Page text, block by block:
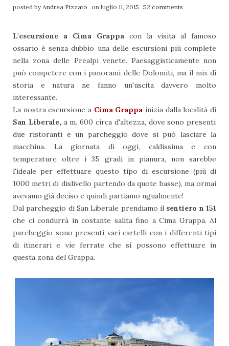
posted by Andrea Pizzato on luglio 11, 2015 52 comments
L'escursione a Cima Grappa con la visita al famoso
ossario è senza dubbio una delle escursioni più complete
nella zona delle Prealpi venete. Paesaggisticamente non
può competere con i panorami delle Dolomiti, ma il mix di
storia e natura ne fanno un'uscita davvero molto
interessante.
La nostra escursione a Cima Grappa inizia dalla località di
San Liberale, a m. 600 circa d'altezza, dove sono presenti
due ristoranti e un parcheggio dove si può lasciare la
macchina. La giornata di oggi, caldissima e con
temperature oltre i 35 gradi in pianura, non sarebbe
l'ideale per effettuare questo tipo di escursione (più di
1000 metri di dislivello partendo da quote basse), ma ormai
avevamo già deciso e quindi partiamo ugualmente!
Dal parcheggio di San Liberale prendiamo il sentiero n 151
che ci condurrà in costante salita fino a Cima Grappa. Al
parcheggio sono presenti vari cartelli con i differenti tipi
di itinerari e vie ferrate che si possono effettuare in
questa zona del Grappa.